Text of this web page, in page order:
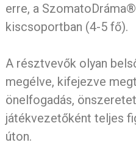
erre, a
kiscsoportban (4-5 fő).
A résztvevők olyan
megélve, kifejezve
önelfogadás,
játékvezetőként teljes
úton.